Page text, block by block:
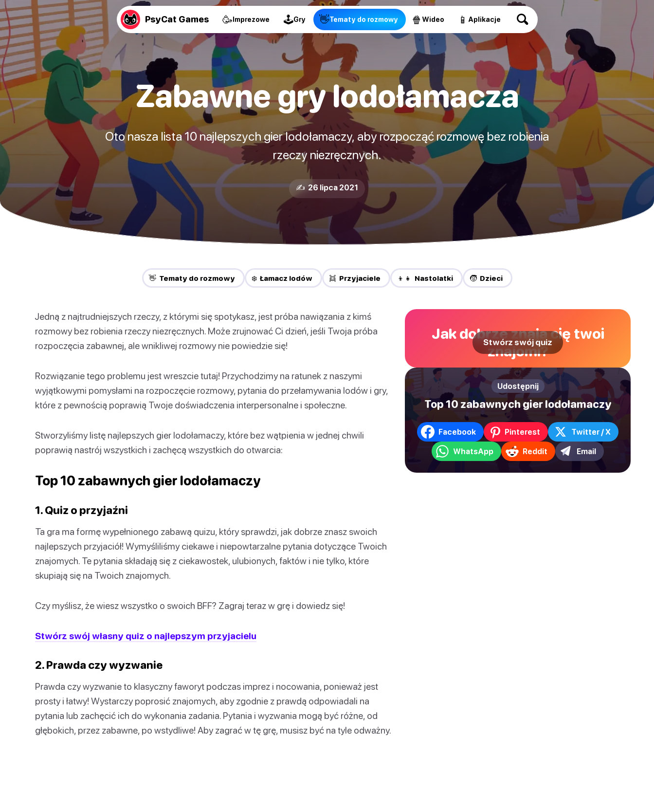
PsyCat Games 🥳Imprezowe 🕹Gry 👋Tematy do rozmowy 🍿 Wideo 📱 Aplikacje
Zabawne gry lodołamacza
Oto nasza lista 10 najlepszych gier lodołamaczy, aby rozpocząć rozmowę bez robienia
rzeczy niezręcznych.
✍️ 26 lipca 2021
👋 Tematy do rozmowy ❄️ Łamacz lodów 👯 Przyjaciele 👦👧 Nastolatki 🧒 Dzieci
Jedną z najtrudniejszych rzeczy, z którymi się spotykasz, jest próba nawiązania z kimś
rozmowy bez robienia rzeczy niezręcznych. Może zrujnować Ci dzień, jeśli Twoja próba
rozpoczęcia zabawnej, ale wnikliwej rozmowy nie powiedzie się!
Rozwiązanie tego problemu jest wreszcie tutaj! Przychodzimy na ratunek z naszymi
wyjątkowymi pomysłami na rozpoczęcie rozmowy, pytania do przełamywania lodów i gry,
które z pewnością poprawią Twoje doświadczenia interpersonalne i społeczne.
Stworzyliśmy listę najlepszych gier lodołamaczy, które bez wątpienia w jednej chwili
poprawią nastrój wszystkich i zachęcą wszystkich do otwarcia:
Top 10 zabawnych gier lodołamaczy
1. Quiz o przyjaźni
Ta gra ma formę wypełnionego zabawą quizu, który sprawdzi, jak dobrze znasz swoich
najlepszych przyjaciół! Wymyśliliśmy ciekawe i niepowtarzalne pytania dotyczące Twoich
znajomych. Te pytania składają się z ciekawostek, ulubionych, faktów i nie tylko, które
skupiają się na Twoich znajomych.
Czy myślisz, że wiesz wszystko o swoich BFF? Zagraj teraz w grę i dowiedz się!
Stwórz swój własny quiz o najlepszym przyjacielu
2. Prawda czy wyzwanie
Prawda czy wyzwanie to klasyczny faworyt podczas imprez i nocowania, ponieważ jest
prosty i łatwy! Wystarczy poprosić znajomych, aby zgodnie z prawdą odpowiadali na
pytania lub zachęcić ich do wykonania zadania. Pytania i wyzwania mogą być różne, od
głębokich, przez zabawne, po wstydliwe! Aby zagrać w tę grę, musisz być na tyle odważny.
Jak dobrze znają cię twoi
znajomi?
Stwórz swój quiz
Udostępnij
Top 10 zabawnych gier lodołamaczy
Facebook Pinterest Twitter / X
WhatsApp Reddit Email